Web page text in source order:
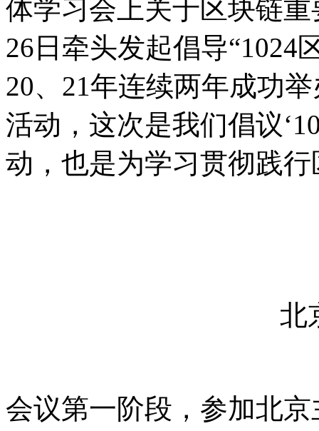
体学习会上关于区块链
26日牵头发起倡导“1024
20、21年连续两年成功
活动，这次是我们倡议
动，也是为学习贯彻践
北
会议第一阶段，参加北